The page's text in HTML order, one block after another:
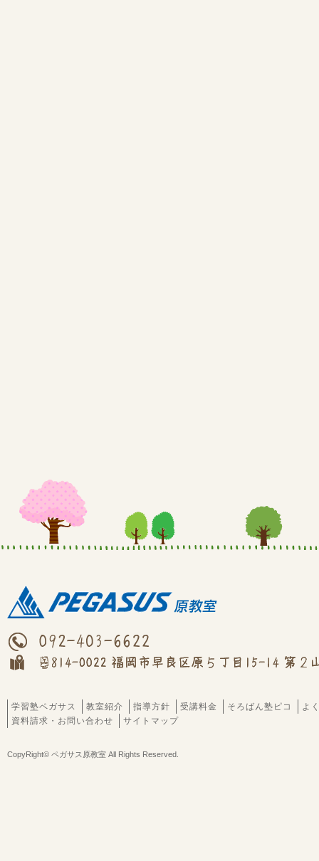
学習塾ペガサス 教室紹介 指導方針 受講料金 そろばん塾ピコ
よ
資料請求・お問い合わせ
サイトマップ
CopyRight© ペガサス原教室 All Rights Reserved.